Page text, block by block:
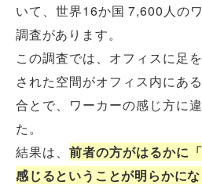
いて、世界16か国 7,600人の
調査があります。
この調査では、オフィスに足
された空間がオフィス内にあ
合とで、ワーカーの感じ方に
た。
結果は、前者の方がはるかに
感じるということが明らかに